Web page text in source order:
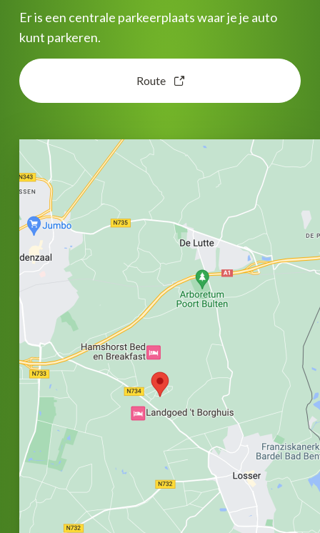
Er is een centrale parkeerplaats waar je je auto
kunt parkeren.
Route